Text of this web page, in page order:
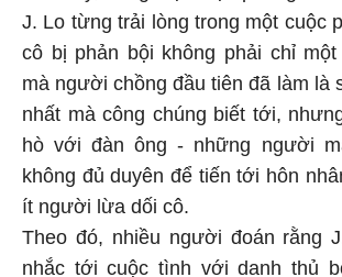
J. Lo từng trải lòng trong một cuộc
cô bị phản bội không phải chỉ
mà người chồng đầu tiên đã làm là
nhất mà công chúng biết tới,
hò với đàn ông - những người
không đủ duyên để tiến tới hôn
ít người lừa dối cô.
Theo đó, nhiều người đoán rằng
nhắc tới cuộc tình với danh thủ